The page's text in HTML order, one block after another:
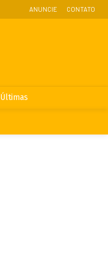
ANUNCIE CONTATO
Últimas